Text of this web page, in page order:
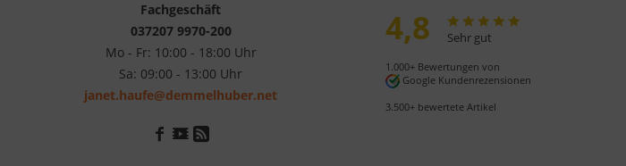
Fachgeschäft
037207 9970-200
Mo - Fr: 10:00 - 18:00 Uhr
Sa: 09:00 - 13:00 Uhr
janet.haufe@demmelhuber.net
4,8 Sehr gut
1.000+ Bewertungen von
Google Kundenrezensionen
3.500+ bewertete Artikel